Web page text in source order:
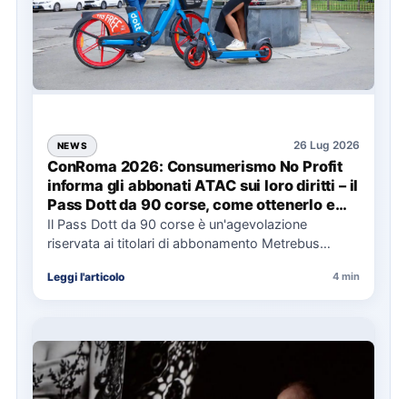
NEWS 26 Lug 2026
ConRoma 2026: Consumerismo No Profit
informa gli abbonati ATAC sui loro diritti – il
Pass Dott da 90 corse, come ottenerlo e
cosa spetta in caso di disservizi
Il Pass Dott da 90 corse è un'agevolazione
riservata ai titolari di abbonamento Metrebus
Leggi l'articolo 4 min